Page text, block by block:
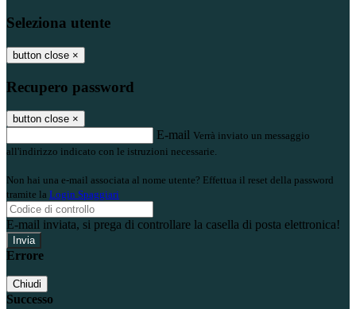
Seleziona utente
button close ×
Recupero password
button close ×
E-mail Verrà inviato un messaggio
all'indirizzo indicato con le istruzioni necessarie.
Non hai una e-mail associata al nome utente? Effettua il reset della password
tramite la Login Spaggiari
E-mail inviata, si prega di controllare la casella di posta elettronica!
Errore
Chiudi
Successo